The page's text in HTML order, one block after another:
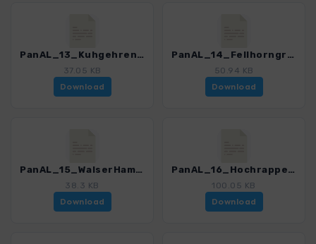
PanAL_13_Kuhgehrenspitze_3165_1.gpx
37.05 KB
Download
PanAL_14_Fellhorngrat_3165_1.gpx
50.94 KB
Download
PanAL_15_WalserHammerspitze_3165_1.gpx
38.3 KB
Download
PanAL_16_Hochrappenkopf_3165_1.gpx
100.05 KB
Download